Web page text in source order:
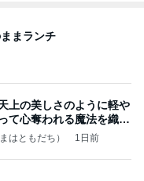
まランチ
上の美しさのように軽や
て心奪われる魔法を織り
はともだち） 1日前